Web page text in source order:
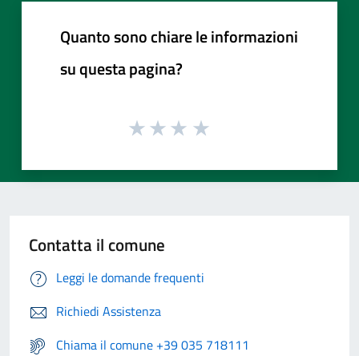
Quanto sono chiare le informazioni
su questa pagina?
Contatta il comune
Leggi le domande frequenti
Richiedi Assistenza
Chiama il comune +39 035 718111